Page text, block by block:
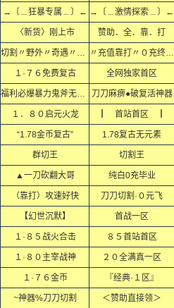
→〔﹍狂暴专属﹍〕← →〔﹍激情探索﹍〕←
〈新货〉刚上市 赞助．全．靠．打
切割〃野外〃奇遇〃秘境 〃充值靠打〃０充终极〃
１·７６免费复古 全网独家首区
福利必爆暴力鬼斧无限刀 刀刀麻痹●破复活神器
１．８０启元火龙 ┃ 首站首区 ┃
“1.78金币复古” 1.78复古无元素
群切王 切割王
▲一刀砍翻大哥 纯白0充毕业
（靠打）攻速好快 刀刀切割·０元飞
【幻世沉默】 首战一区
１·８５战火合击 ８５首站首区
１·８０主宰战神 ２０全满真一区
１·７６金币 『经典·１区』
~神器%刀刀切割 ＜赞助直接领＞